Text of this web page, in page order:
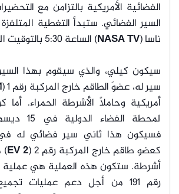
الفضائية الأمريكية بالتزامن مع
السير الفضائي. ستبدأ التغطية
ناسا (NASA TV) الساعة 5:30 بالتوقيت المركزي.
سيكون كيلي، والذي سيقوم بهذا
سير له، عضوَ الطاقم خارج المركبة رقم 1 (
أمريكية وحاملاً الأشرطة الحمراء. أما
لمحطة
فسيكون هذا ثاني سير فضائي له في
كعضو طاقم خارج المركبة رقم 2 (
EV 2
)
أشرطة. ستكون هذه العملية هي عملية
رقم 191 من أجل دعم عمليات